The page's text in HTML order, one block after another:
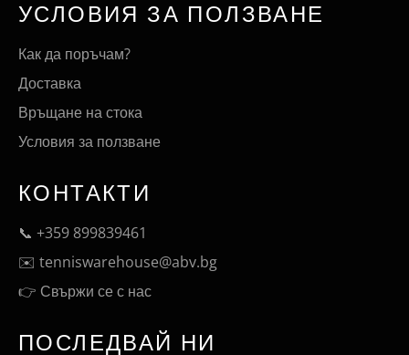
УСЛОВИЯ ЗА ПОЛЗВАНЕ
Как да поръчам?
Доставка
Връщане на стока
Условия за ползване
КОНТАКТИ
📞 +359 899839461
✉️ tenniswarehouse@abv.bg
👉 Свържи се с нас
ПОСЛЕДВАЙ НИ